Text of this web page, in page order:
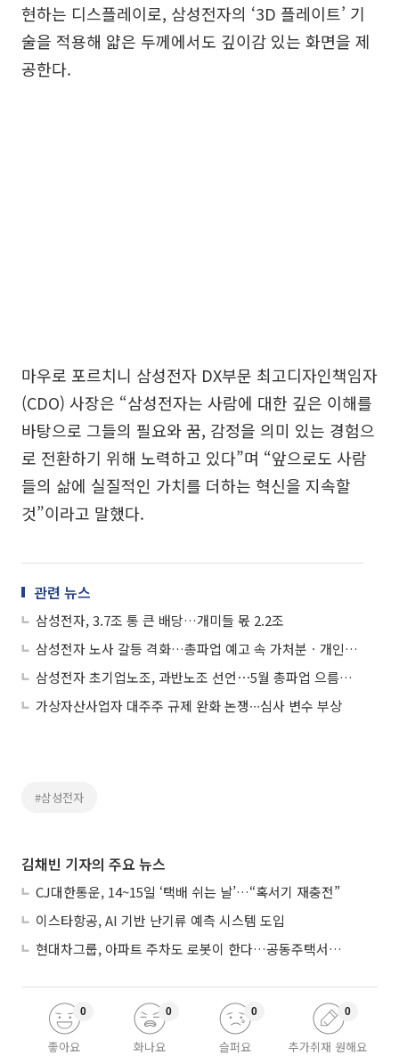
현하는 디스플레이로, 삼성전자의 ‘3D 플레이트’ 기
술을 적용해 얇은 두께에서도 깊이감 있는 화면을 제
공한다.
마우로 포르치니 삼성전자 DX부문 최고디자인책임자
(CDO) 사장은 “삼성전자는 사람에 대한 깊은 이해를
바탕으로 그들의 필요와 꿈, 감정을 의미 있는 경험으
로 전환하기 위해 노력하고 있다”며 “앞으로도 사람
들의 삶에 실질적인 가치를 더하는 혁신을 지속할
것”이라고 말했다.
관련 뉴스
삼성전자, 3.7조 통 큰 배당…개미들 몫 2.2조
삼성전자 노사 갈등 격화…총파업 예고 속 가처분ㆍ개인정보 수사까지
삼성전자 초기업노조, 과반노조 선언⋯5월 총파업 으름장 “20조~30조 손실”
가상자산사업자 대주주 규제 완화 논쟁∙∙∙심사 변수 부상
#삼성전자
김채빈 기자의 주요 뉴스
CJ대한통운, 14~15일 ‘택배 쉬는 날’…“혹서기 재충전”
이스타항공, AI 기반 난기류 예측 시스템 도입
현대차그룹, 아파트 주차도 로봇이 한다…공동주택서 국내 첫 실증
좋아요
0
화나요
0
슬퍼요
0
추가취재 원해요
0